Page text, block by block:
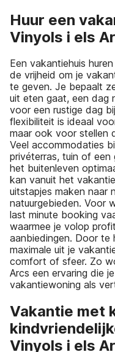
Huur een
Vinyols i els
Een vakantiehuis
de vrijheid om je
te geven. Je bepaalt
uit eten gaat, een dag
voor een rustige dag
flexibiliteit is ideaal
maar ook voor stellen
Veel accommodaties
privéterras, tuin of
het buitenleven
kan vanuit het
uitstapjes maken naar
natuurgebieden. Voor
last minute booking
waarmee je volop
aanbiedingen. Door te
maximale uit je
comfort of sfeer. Zo
Arcs een ervaring die
vakantiewoning als
Vakantie met
Vinyols i els